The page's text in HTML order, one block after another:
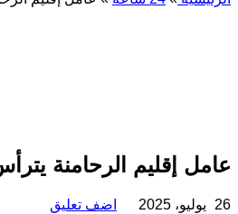
عامل إقليم الرحامنة
26 يوليو، 2025 اضف تعليق